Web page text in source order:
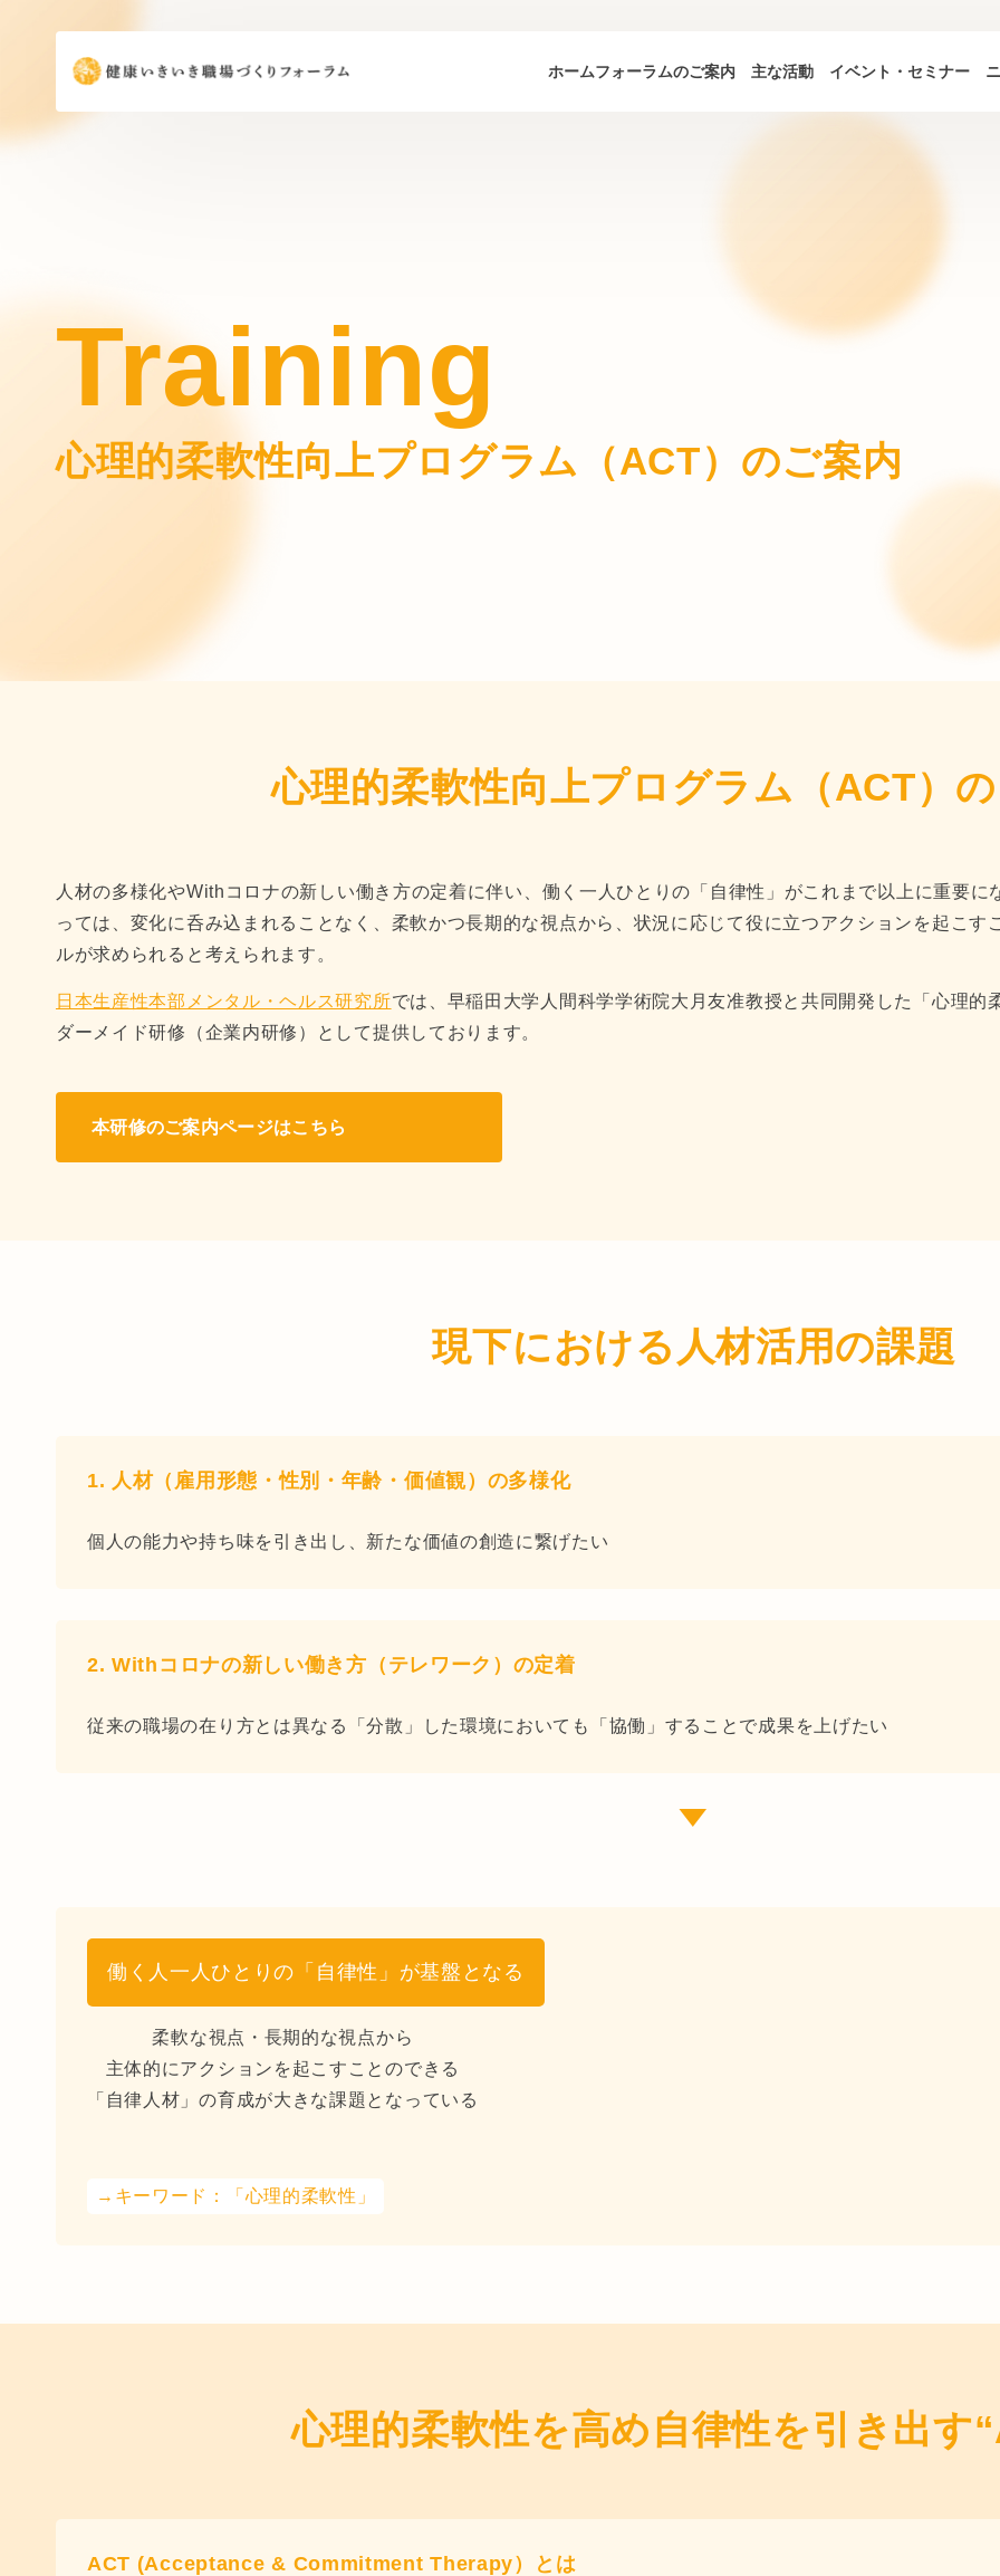
ホームフォーラムのご案内 主な活動 イベント・セミナー
Training
心理的柔軟性向上プログラム（ACT）のご案内
心理的柔軟性向上プログラム（ACT）
人材の多様化やWithコロナの新しい働き方の定着に伴い、働く一人ひとりの「自律性」がこれまで以上に重要
っては、変化に呑み込まれることなく、柔軟かつ長期的な視点から、状況に応じて役に立つアクションを起こす
ルが求められると考えられます。
日本生産性本部メンタル・ヘルス研究所では、早稲田大学人間科学学術院大月友准教授と共同開発した「心理
ダーメイド研修（企業内研修）として提供しております。
本研修のご案内ページはこちら
現下における人材活用の課題
1. 人材（雇用形態・性別・年齢・価値観）の多様化
個人の能力や持ち味を引き出し、新たな価値の創造に繋げたい
2. Withコロナの新しい働き方（テレワーク）の定着
従来の職場の在り方とは異なる「分散」した環境においても「協働」することで成果を上げたい
▼
働く人一人ひとりの「自律性」が基盤となる
柔軟な視点・長期的な視点から
主体的にアクションを起こすことのできる
「自律人材」の育成が大きな課題となっている
→キーワード：「心理的柔軟性」
心理的柔軟性を高め自律性を引き出す
ACT (Acceptance & Commitment Therapy）とは